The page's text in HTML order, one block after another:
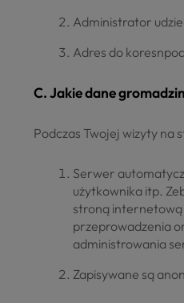
Administrator
Adres do
C. Jakie dane
Podczas Twojej wizyty na
Serwer
użytkownika itp.
stroną internetową
przeprowadzenia
administrowania
Zapisywane są